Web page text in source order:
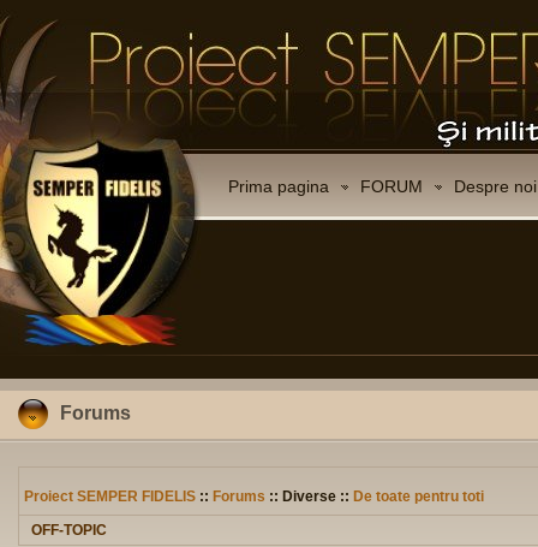
Prima pagina FORUM Despre noi
Forums
Proiect SEMPER FIDELIS :: Forums :: Diverse :: De toate pentru toti
OFF-TOPIC